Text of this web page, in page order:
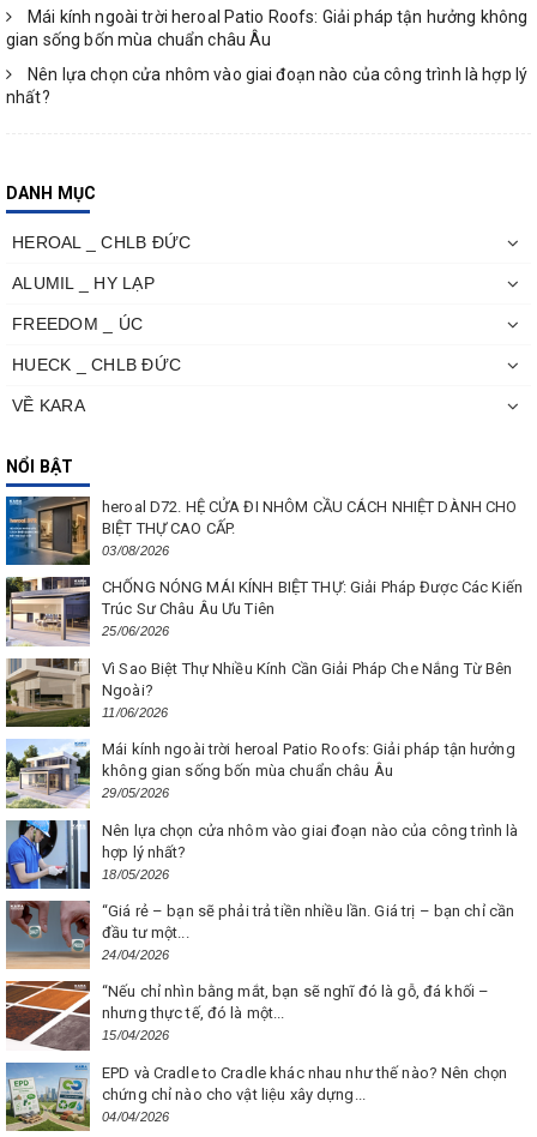
Mái kính ngoài trời heroal Patio Roofs: Giải pháp tận hưởng không
gian sống bốn mùa chuẩn châu Âu
Nên lựa chọn cửa nhôm vào giai đoạn nào của công trình là hợp lý
nhất?
DANH MỤC
HEROAL _ CHLB ĐỨC
ALUMIL _ HY LẠP
FREEDOM _ ÚC
HUECK _ CHLB ĐỨC
VỀ KARA
NỔI BẬT
heroal D72. HỆ CỬA ĐI NHÔM CẦU CÁCH NHIỆT DÀNH CHO
BIỆT THỰ CAO CẤP.
03/08/2026
CHỐNG NÓNG MÁI KÍNH BIỆT THỰ: Giải Pháp Được Các Kiến
Trúc Sư Châu Âu Ưu Tiên
25/06/2026
Vì Sao Biệt Thự Nhiều Kính Cần Giải Pháp Che Nắng Từ Bên
Ngoài?
11/06/2026
Mái kính ngoài trời heroal Patio Roofs: Giải pháp tận hưởng
không gian sống bốn mùa chuẩn châu Âu
29/05/2026
Nên lựa chọn cửa nhôm vào giai đoạn nào của công trình là
hợp lý nhất?
18/05/2026
“Giá rẻ – bạn sẽ phải trả tiền nhiều lần. Giá trị – bạn chỉ cần
đầu tư một...
24/04/2026
“Nếu chỉ nhìn bằng mắt, bạn sẽ nghĩ đó là gỗ, đá khối –
nhưng thực tế, đó là một...
15/04/2026
EPD và Cradle to Cradle khác nhau như thế nào? Nên chọn
chứng chỉ nào cho vật liệu xây dựng...
04/04/2026